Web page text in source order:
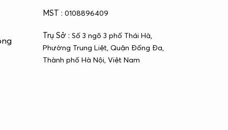
MST : 0108896409
Trụ Sở : Số 3 ngõ 3 phố Thái Hà,
Phường Trung Liệt, Quận Đống Đa,
Thành phố Hà Nội, Việt Nam